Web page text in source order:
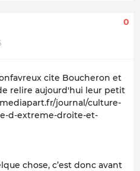
0
cite Boucheron et
relire aujourd'hui leur petit
journal/culture-
d-extreme-droite-et-
chose, c’est donc avant